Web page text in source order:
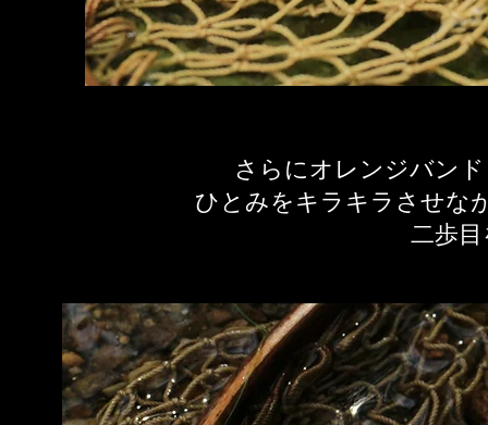
さらにオレンジバン
ひとみをキラキラさせな
二歩